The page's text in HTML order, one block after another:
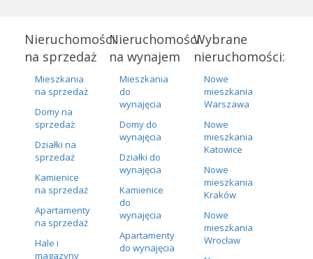
Nieruchomości
na sprzedaż
Mieszkania
na sprzedaż
Domy na
sprzedaż
Działki na
sprzedaż
Kamienice
na sprzedaż
Apartamenty
na sprzedaż
Hale i
magazyny
Nieruchomości
na wynajem
Mieszkania
do
wynajęcia
Domy do
wynajęcia
Działki do
wynajęcia
Kamienice
do
wynajęcia
Apartamenty
do wynajęcia
Wybrane
nieruchomości:
Nowe
mieszkania
Warszawa
Nowe
mieszkania
Katowice
Nowe
mieszkania
Kraków
Nowe
mieszkania
Wrocław